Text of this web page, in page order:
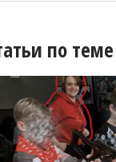
по теме